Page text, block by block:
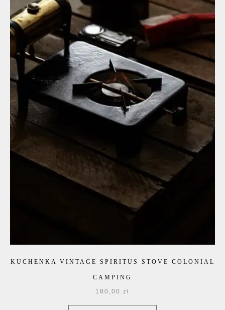
KUCHENKA VINTAGE SPIRITUS STOVE COLONIAL
CAMPING
180,00 zł